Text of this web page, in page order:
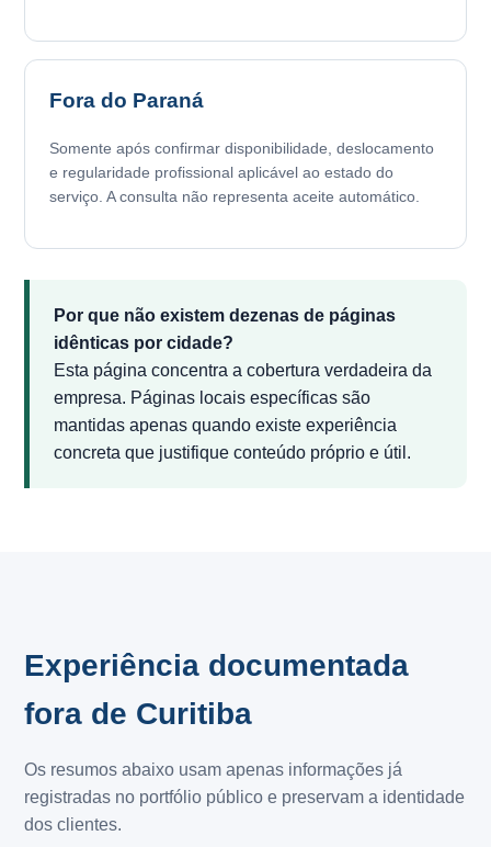
Fora do Paraná
Somente após confirmar disponibilidade, deslocamento
e regularidade profissional aplicável ao estado do
serviço. A consulta não representa aceite automático.
Por que não existem dezenas de páginas
idênticas por cidade?
Esta página concentra a cobertura verdadeira da
empresa. Páginas locais específicas são
mantidas apenas quando existe experiência
concreta que justifique conteúdo próprio e útil.
Experiência documentada
fora de Curitiba
Os resumos abaixo usam apenas informações já
registradas no portfólio público e preservam a identidade
dos clientes.